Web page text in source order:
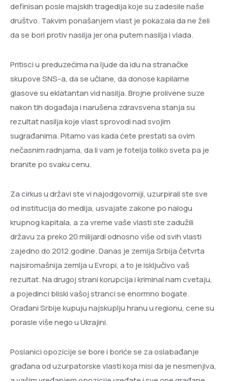
definisan posle majskih tragedija koje su zadesile naše
društvo. Takvim ponašanjem vlast je pokazala da ne želi
da se bori protiv nasilja jer ona putem nasilja i vlada.
Pritisci u preduzećima na ljude da idu na stranačke
skupove SNS-a, da se učlane, da donose kapilarne
glasove su eklatantan vid nasilja. Brojne prolivene suze
nakon tih događaja i narušena zdravsvena stanja su
rezultat nasilja koje vlast sprovodi nad svojim
sugrađanima. Pitamo vas kada ćete prestati sa ovim
nečasnim radnjama, da li vam je fotelja toliko sveta pa je
branite po svaku cenu.
Za cirkus u državi ste vi najodgovorniji, uzurpirali ste sve
od institucija do medija, usvajate zakone po nalogu
krupnog kapitala, a za vreme vaše vlasti ste zadužili
državu za preko 20 milijardi odnosno više od svih vlasti
zajedno do 2012.godine. Danas je zemlja Srbija četvrta
najsiromašnija zemlja u Evropi, a to je isključivo vaš
rezultat. Na drugoj strani korupcija i kriminal nam cvetaju,
a pojedinci bliski vašoj stranci se enormno bogate.
Građani Srbije kupuju najskuplju hranu u regionu, cene su
porasle više nego u Ukrajini.
Poslanici opozicije se bore i boriće se za oslabađanje
građana od uzurpatorske vlasti koja misi da je nesmenjiva,